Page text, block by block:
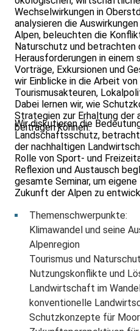
Wechselwirkungen in
analysieren die
Alpen, beleuchten die
Naturschutz und
Herausforderungen in einem
Vorträge, Exkursionen und
wir Einblicke in die Arbeit
Tourismusakteuren,
Dabei lernen wir, wie
Strategien zur Erhaltung der
beitragen können.
Wir diskutieren die
Landschaftsschutz,
der nachhaltigen
Rolle von Sport- und
Reflexion und Austausch
gesamte Seminar, um
Zukunft der Alpen zu
Themenschwerpunkte:
Klimawandel und seine
Alpenregion
Tourismus und
Nutzungskonflikte und
Landwirtschaft im
konventionelle
Schutzkonzepte für